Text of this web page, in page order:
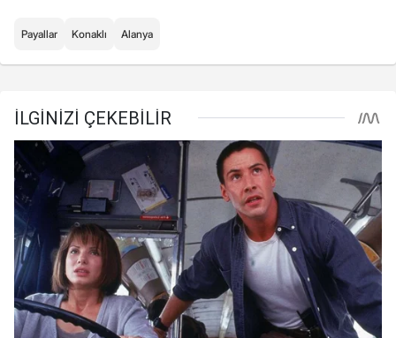
Payallar Konaklı Alanya